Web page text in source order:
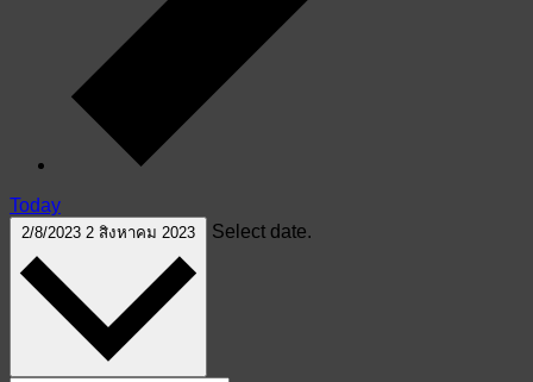
Today
2/8/2023 2 สิงหาคม 2023 Select date.